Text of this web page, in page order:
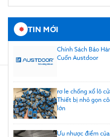
TIN MỚI
Chính Sách Bảo
Cuốn Austdoor
rơ le chống xổ lô
Thiết bị nhỏ gọn
lớn
Ưu nhược điểm